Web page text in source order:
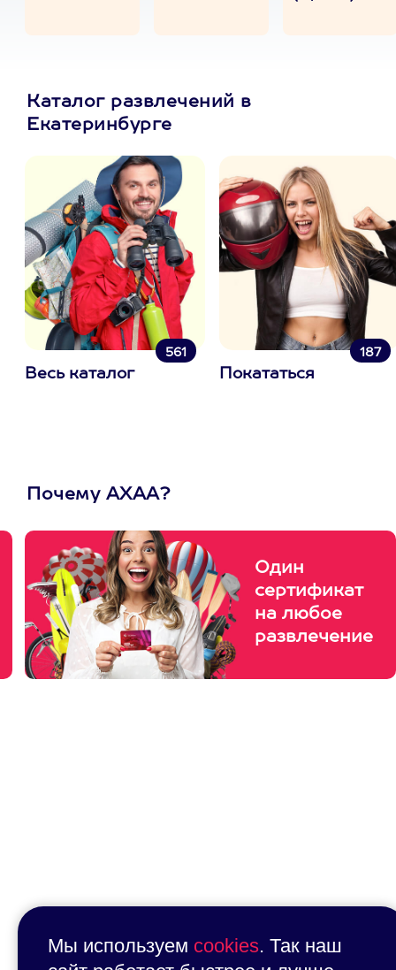
Каталог развлечений в
Екатеринбурге
561
Весь каталог
187
Покататься
Почему АХАА?
Один
сертификат
на любое
развлечение
Мы используем cookies. Так наш